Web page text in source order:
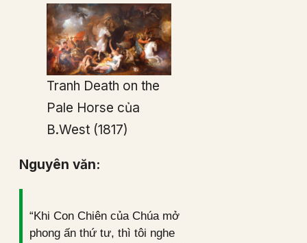
Tranh Death on the
Pale Horse của
B.West (1817)
Nguyên văn:
“Khi Con Chiên của Chúa mở
phong ấn thứ tư, thì tôi nghe